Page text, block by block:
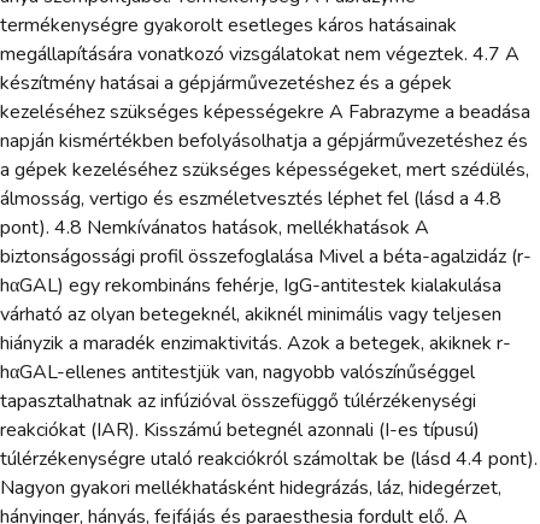
termékenységre gyakorolt esetleges káros hatásainak
megállapítására vonatkozó vizsgálatokat nem végeztek. 4.7 A
készítmény hatásai a gépjárművezetéshez és a gépek
kezeléséhez szükséges képességekre A Fabrazyme a beadása
napján kismértékben befolyásolhatja a gépjárművezetéshez és
a gépek kezeléséhez szükséges képességeket, mert szédülés,
álmosság, vertigo és eszméletvesztés léphet fel (lásd a 4.8
pont). 4.8 Nemkívánatos hatások, mellékhatások A
biztonságossági profil összefoglalása Mivel a béta-agalzidáz (r-
hαGAL) egy rekombináns fehérje, IgG-antitestek kialakulása
várható az olyan betegeknél, akiknél minimális vagy teljesen
hiányzik a maradék enzimaktivitás. Azok a betegek, akiknek r-
hαGAL-ellenes antitestjük van, nagyobb valószínűséggel
tapasztalhatnak az infúzióval összefüggő túlérzékenységi
reakciókat (IAR). Kisszámú betegnél azonnali (I-es típusú)
túlérzékenységre utaló reakciókról számoltak be (lásd 4.4 pont).
Nagyon gyakori mellékhatásként hidegrázás, láz, hidegérzet,
hányinger, hányás, fejfájás és paraesthesia fordult elő. A